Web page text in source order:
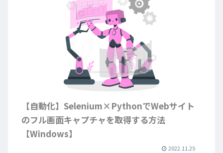
【自動化】Selenium×PythonでWebサイト
のフル画面キャプチャを取得する方法
【Windows】
2022.11.25